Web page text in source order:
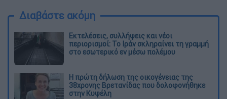
Διαβάστε ακόμη
Εκτελέσεις, συλλήψεις και νέοι
περιορισμοί: Το Ιράν σκληραίνει τη γραμμή
στο εσωτερικό εν μέσω πολέμου
Η πρώτη δήλωση της οικογένειας της
38χρονης Βρετανίδας που δολοφονήθηκε
στην Κυψέλη